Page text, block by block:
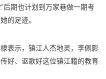
后期也计划到万家巷做一期考
的足迹。
表示，镇江人杰地灵，李佩影
好、讴歌好这位镇江籍的教育